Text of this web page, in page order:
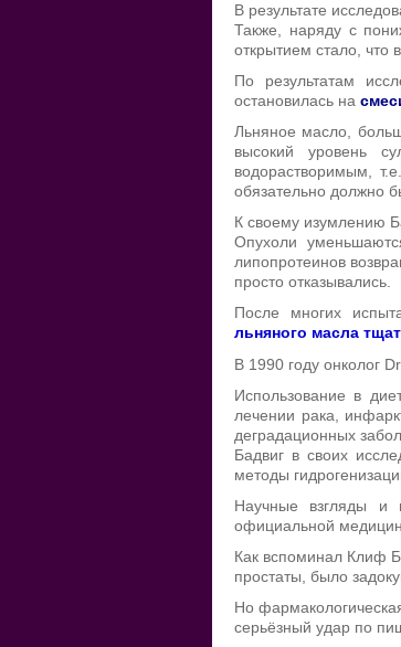
В результате
Также, наряду с
открытием стало, что
По результатам
остановилась на
Льняное масло,
высокий уровень
водорастворимым,
обязательно должно
К своему изумлению
Опухоли
липопротеинов
просто отказывались.
После многих
льняного масла
В 1990 году онколог
Использование в
лечении рака,
деградационных
Бадвиг в своих
методы
Научные взгляды и
официальной
Как вспоминал Клиф
простаты, было
Но
серьёзный удар по